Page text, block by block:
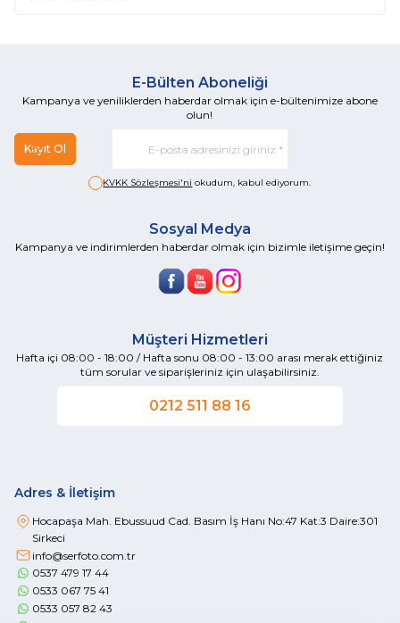
E-Bülten Aboneliği
Kampanya ve yeniliklerden haberdar olmak için e-bültenimize abone
olun!
Kayıt Ol
KVKK Sözleşmesi'ni okudum, kabul ediyorum.
Sosyal Medya
Kampanya ve indirimlerden haberdar olmak için bizimle iletişime geçin!
Müşteri Hizmetleri
Hafta içi 08:00 - 18:00 / Hafta sonu 08:00 - 13:00 arası merak ettiğiniz
tüm sorular ve siparişleriniz için ulaşabilirsiniz.
0212 511 88 16
Adres & İletişim
Hocapaşa Mah. Ebussuud Cad. Basım İş Hanı No:47 Kat:3 Daire:301
Sirkeci
info@serfoto.com.tr
0537 479 17 44
0533 067 75 41
0533 057 82 43